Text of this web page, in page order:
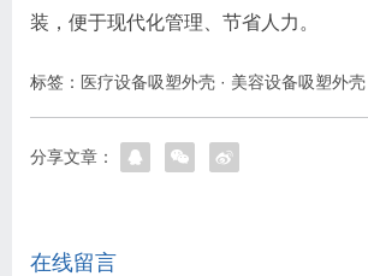
装，便于现代化管理、节省人力。
标签： 医疗设备吸塑外壳 · 美容设备吸塑外壳
分享文章：
在线留言